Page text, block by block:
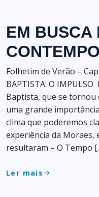
EM BUSCA
Folhetim de Verão –
BAPTISTA: O
Baptista, que se
uma grande
clima que poderemos
experiência da Moraes,
resultaram – O Tempo
Ler maiseast